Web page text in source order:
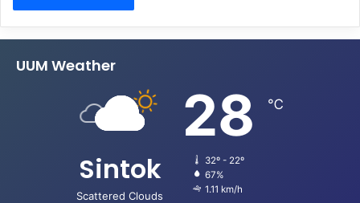
UUM Weather
Sintok
Scattered Clouds
28 ℃
32º - 22º
67%
1.11 km/h